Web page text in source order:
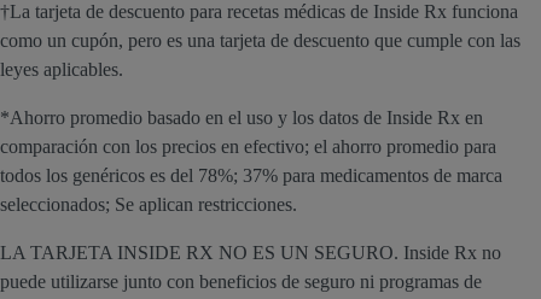
†La tarjeta de descuento para recetas médicas de Inside Rx funciona
como un cupón, pero es una tarjeta de descuento que cumple con las
leyes aplicables.
*Ahorro promedio basado en el uso y los datos de Inside Rx en
comparación con los precios en efectivo; el ahorro promedio para
todos los genéricos es del 78%; 37% para medicamentos de marca
seleccionados; Se aplican restricciones.
LA TARJETA INSIDE RX NO ES UN SEGURO. Inside Rx no
puede utilizarse junto con beneficios de seguro ni programas de